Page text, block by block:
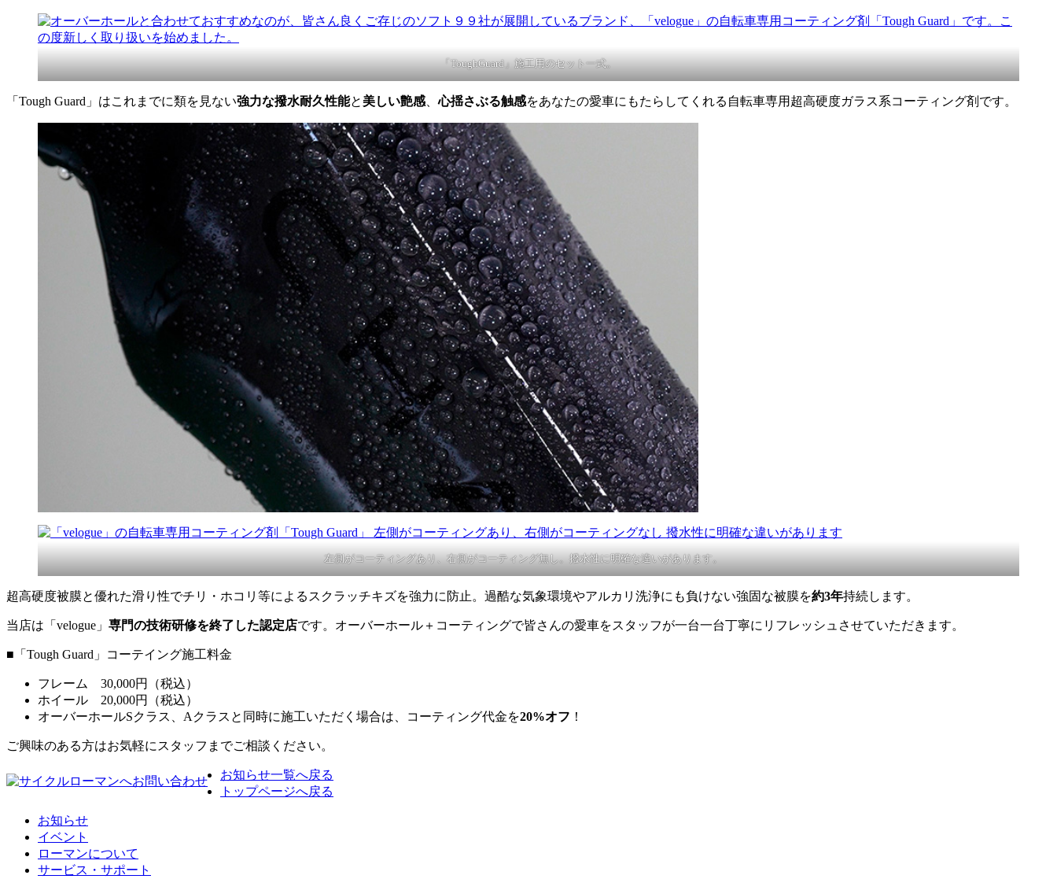
「ToughGuard」施工用のセット一式。
「Tough Guard」はこれまでに類を見ない強力な撥水耐久性能と 美しい艶感 、心揺さぶる触感をあなたの愛車にもたらしてくれる自転車専用超高硬度ガラス系コーティング剤です。
左側がコーティングあり、右側がコーティング無し。撥水性に明確な違いがあります。
超高硬度被膜と優れた滑り性でチリ・ホコリ等によるスクラッチキズを強力に防止。過酷な気象環境やアルカリ洗浄にも負けない強固な被膜を約3年持続します。
当店は「velogue」 専門の技術研修を終了した認定店です。オーバーホール＋コーティングで皆さんの愛車をスタッフが一台一台丁寧にリフレッシュさせていただきます。
■「Tough Guard」コーテイング施工料金
フレーム 30,000円（税込）
ホイール 20,000円（税込）
オーバーホールSクラス、Aクラスと同時に施工いただく場合は、コーティング代金を20%オフ ！
ご興味のある方はお気軽にスタッフまでご相談ください。
お知らせ一覧へ戻る
トップページへ戻る
お知らせ
イベント
ローマンについて
サービス・サポート